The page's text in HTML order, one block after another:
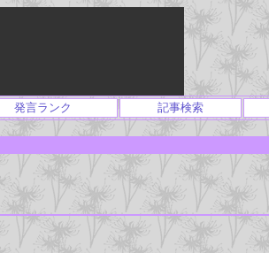
発言ランク 記事検索